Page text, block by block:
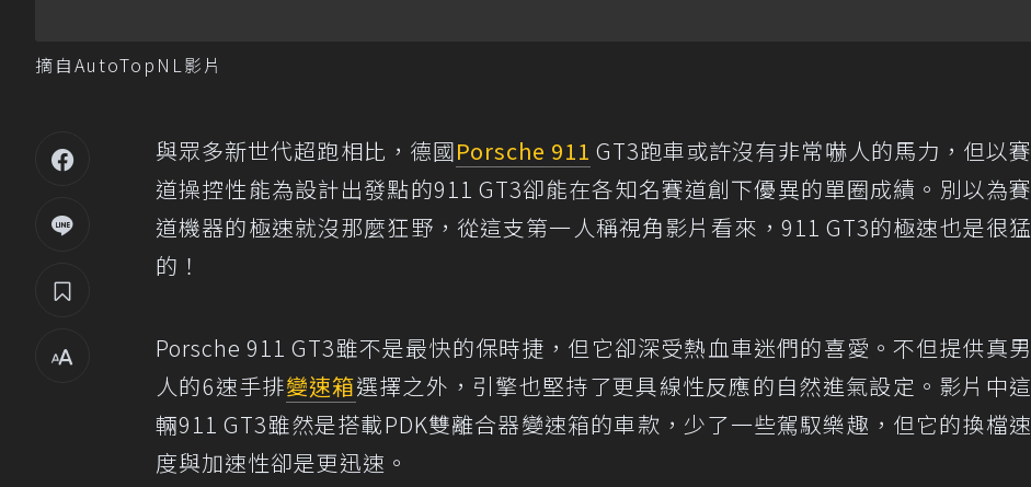
摘自AutoTopNL影片
與眾多新世代超跑相比，德國Porsche 911 GT3跑車或許沒有非常嚇人的馬力，但以賽
道操控性能為設計出發點的911 GT3卻能在各知名賽道創下優異的單圈成績。別以為賽
道機器的極速就沒那麼狂野，從這支第一人稱視角影片看來，911 GT3的極速也是很猛
的！
Porsche 911 GT3雖不是最快的保時捷，但它卻深受熱血車迷們的喜愛。不但提供真男
人的6速手排變速箱選擇之外，引擎也堅持了更具線性反應的自然進氣設定。影片中這
輛911 GT3雖然是搭載PDK雙離合器變速箱的車款，少了一些駕馭樂趣，但它的換檔速
度與加速性卻是更迅速。